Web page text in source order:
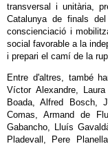
transversal i unitària,
Catalunya de finals
conscienciació i
social favorable a la
i prepari el camí de la
Entre d'altres, també
Víctor Alexandre,
Boada, Alfred Bosch,
Comas, Armand de
Gabancho, Lluís
Pladevall, Pere